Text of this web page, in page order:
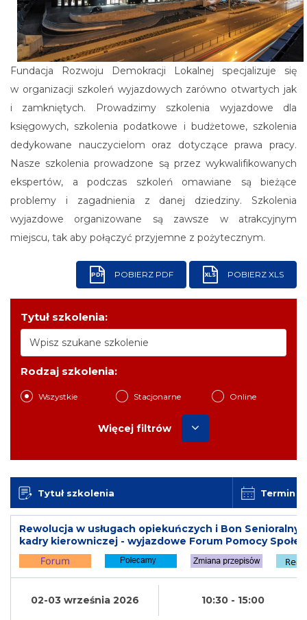
Fundacja Rozwoju Demokracji Lokalnej specjalizuje się
w organizacji szkoleń wyjazdowych zarówno otwartych jak
i zamkniętych. Prowadzimy szkolenia wyjazdowe dla
księgowych, szkolenia podatkowe i budżetowe, szkolenia
dedykowane nauczycielom oraz dotyczące prawa pracy.
Nasze szkolenia prowadzone są przez wykwalifikowanych
ekspertów, a podczas szkoleń omawiane są bieżące
problemy i zagadnienia z danej dziedziny. Szkolenia
wyjazdowe organizowane są zawsze w atrakcyjnym
miejscu, tak aby połączyć przyjemne z pożytecznym.
PDF POBIERZ PDF XLS POBIERZ XLS
Tytuł szkolenia:
Rodzaj szkolenia:
Wszystkie Stacjonarne Online
Więcej filtrów
Tytuł szkolenia Termin
Rewolucja w usługach opiekuńczych i Bon
kadry kierowniczej - wyjazdowe Forum Pomocy
02-03 września 2026 10:30 - 15:00